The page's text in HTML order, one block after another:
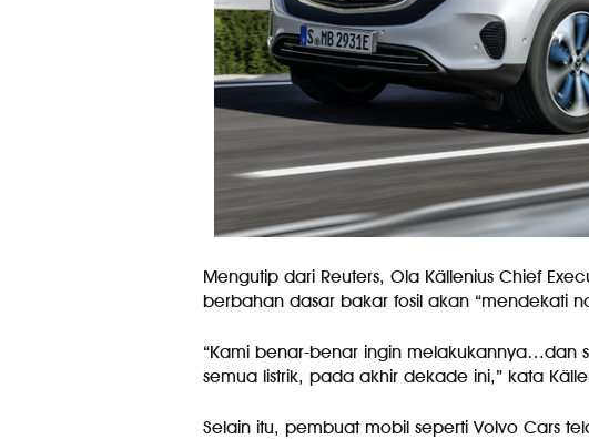
Mengutip dari Reuters, Ola Källenius Chief
berbahan dasar bakar fosil akan “mendekati
“Kami benar-benar ingin melakukannya…dan
semua listrik, pada akhir dekade ini,” kata
Selain itu, pembuat mobil seperti Volvo Cars